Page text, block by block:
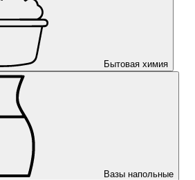
Бытовая химия
Вазы напольные